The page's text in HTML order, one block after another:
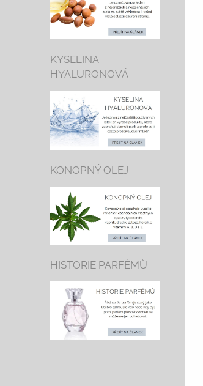
KYSELINA
HYALURONOVÁ
KONOPNÝ OLEJ
HISTORIE PARFÉMŮ